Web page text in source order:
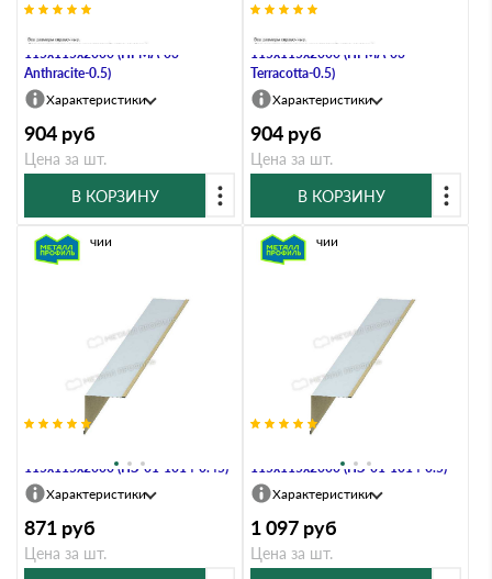
Планка угла внутреннего
115х115х2000 (ПРМА-03-
Anthracite-0.5)
Характеристики
904 руб
Цена за шт.
В КОРЗИНУ
Планка угла внутреннего
115х115х2000 (ПРМА-03-
Terracotta-0.5)
Характеристики
904 руб
Цена за шт.
В КОРЗИНУ
115х115х2000 (ПЭ-01-1014-0.45)
В наличии
Характеристики
871 руб
Цена за шт.
115х115х2000 (ПЭ-01-1014-0.5)
В наличии
Характеристики
1 097 руб
Цена за шт.